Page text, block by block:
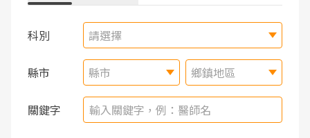
科別 請選擇
縣市 縣市 鄉鎮地區
關鍵字